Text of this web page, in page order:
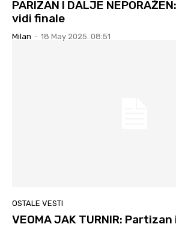
PARIZAN I DALJE
vidi finale
Milan - 18 May 2025. 08:51
OSTALE VESTI
VEOMA JAK TURNIR: